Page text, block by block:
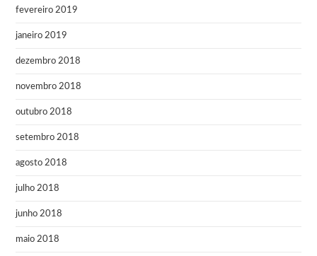
fevereiro 2019
janeiro 2019
dezembro 2018
novembro 2018
outubro 2018
setembro 2018
agosto 2018
julho 2018
junho 2018
maio 2018